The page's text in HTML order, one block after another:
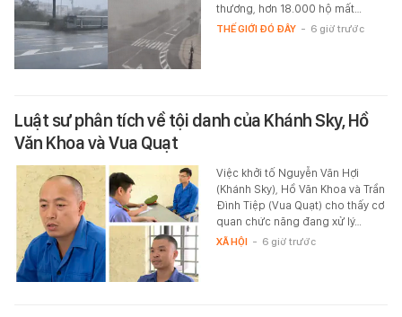
thương, hơn 18.000 hộ mất…
THẾ GIỚI ĐÓ ĐÂY - 6 giờ trước
Luật sư phân tích về tội danh của Khánh Sky, Hồ
Văn Khoa và Vua Quạt
Việc khởi tố Nguyễn Văn Hợi
(Khánh Sky), Hồ Văn Khoa và Trần
Đình Tiệp (Vua Quạt) cho thấy cơ
quan chức năng đang xử lý…
XÃ HỘI - 6 giờ trước